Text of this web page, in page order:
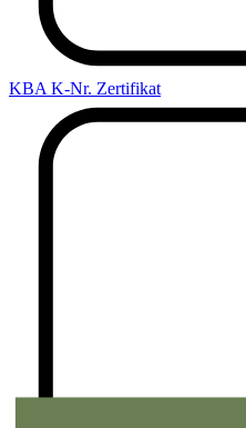
KBA K-Nr. Zertifikat